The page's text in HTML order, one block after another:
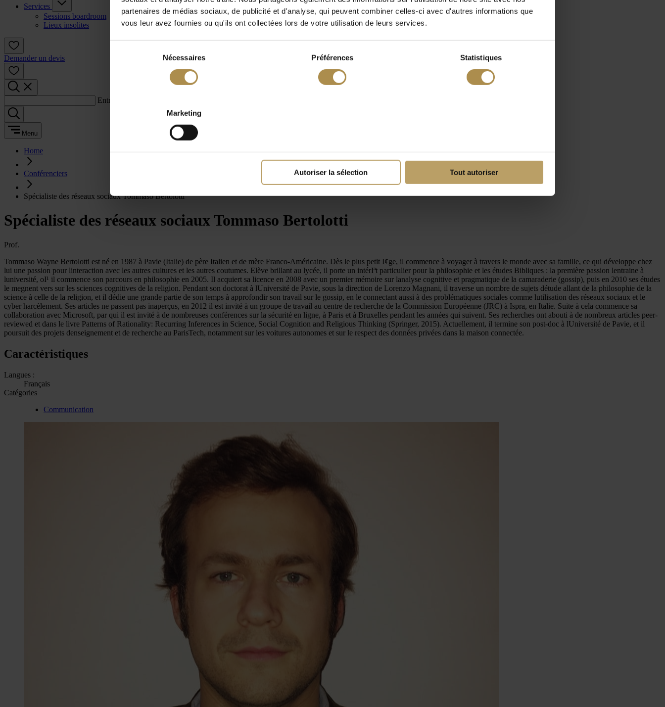
partenaires de médias sociaux, de publicité et d'analyse, qui peuvent combiner celles-ci avec d'autres informations que
vous leur avez fournies ou qu'ils ont collectées lors de votre utilisation de leurs services.
Nécessaires Préférences Statistiques
Marketing
Autoriser la sélection Tout autoriser
Services
Sessions boardroom
Lieux insolites
Demander un devis
Entrez un terme de recherche :
Menu
Home
Conférenciers
Spécialiste des réseaux sociaux Tommaso Bertolotti
Spécialiste des réseaux sociaux Tommaso Bertolotti
Prof.
Tommaso Wayne Bertolotti est né en 1987 à Pavie (Italie) de père Italien et de mère Franco-Américaine. Dès le plus petit I¢ge, il commence à voyager à travers le monde avec sa famille, ce qui développe chez
lui une passion pour linteraction avec les autres cultures et les autres coutumes. Elève brillant au lycée, il porte un intérIªt particulier pour la philosophie et les études Bibliques : la première passion lentraine à
luniversité, oI¹ il commence son parcours en philosophie en 2005. Il acquiert sa licence en 2008 avec un premier mémoire sur lanalyse cognitive et pragmatique de la camaraderie (gossip), puis en 2010 ses études
le megnent vers sur les sciences cognitives de la religion. Pendant son doctorat à lUniversité de Pavie, sous la direction de Lorenzo Magnani, il traverse un nombre de sujets détude allant de la philosophie de la
science à celle de la religion, et il dédie une grande partie de son temps à approfondir son travail sur le gossip, en le connectant aussi à des problématiques sociales comme lutilisation des réseaux sociaux et le
cyber harcèlement. Ses articles ne passent pas inaperçus, en 2012 il est invité à un groupe de travail au centre de recherche de la Commission Européenne (JRC) à Ispra, en Italie. Suite à cela commence sa
collaboration avec Microsoft, par qui il est invité à de nombreuses conférences sur la sécurité en ligne, à Paris et à Bruxelles pendant les années qui suivent. Ses recherches ont abouti à de nombreux articles peer-
reviewed et dans le livre Patterns of Rationality: Recurring Inferences in Science, Social Cognition and Religious Thinking (Springer, 2015). Actuellement, il termine son post-doc à lUniversité de Pavie, et il
poursuit des projets denseignement et de recherche au ParisTech, notamment sur les voitures autonomes et sur le respect des données privées dans la maison connectée.
Caractéristiques
Langues :
Français
Catégories
Communication